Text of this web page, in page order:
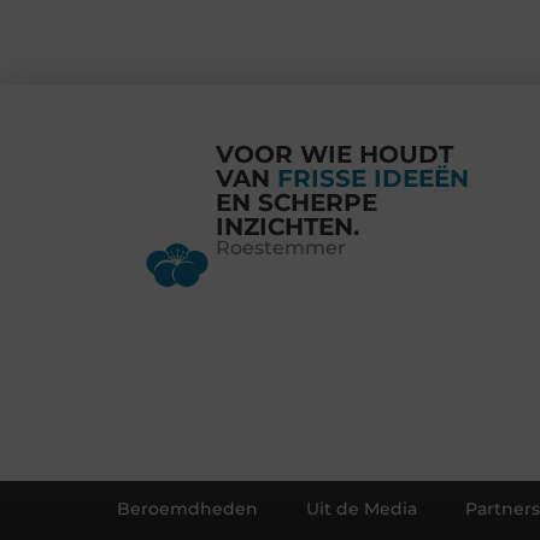
VOOR WIE HOUDT
VAN FRISSE IDEEËN
EN SCHERPE
INZICHTEN.
Roestemmer
Beroemdheden Uit de Media Partners